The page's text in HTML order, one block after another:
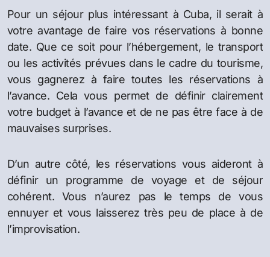
Pour un séjour plus intéressant à Cuba, il serait à
votre avantage de faire vos réservations à bonne
date. Que ce soit pour l’hébergement, le transport
ou les activités prévues dans le cadre du tourisme,
vous gagnerez à faire toutes les réservations à
l’avance. Cela vous permet de définir clairement
votre budget à l’avance et de ne pas être face à de
mauvaises surprises.
D’un autre côté, les réservations vous aideront à
définir un programme de voyage et de séjour
cohérent. Vous n’aurez pas le temps de vous
ennuyer et vous laisserez très peu de place à de
l’improvisation.